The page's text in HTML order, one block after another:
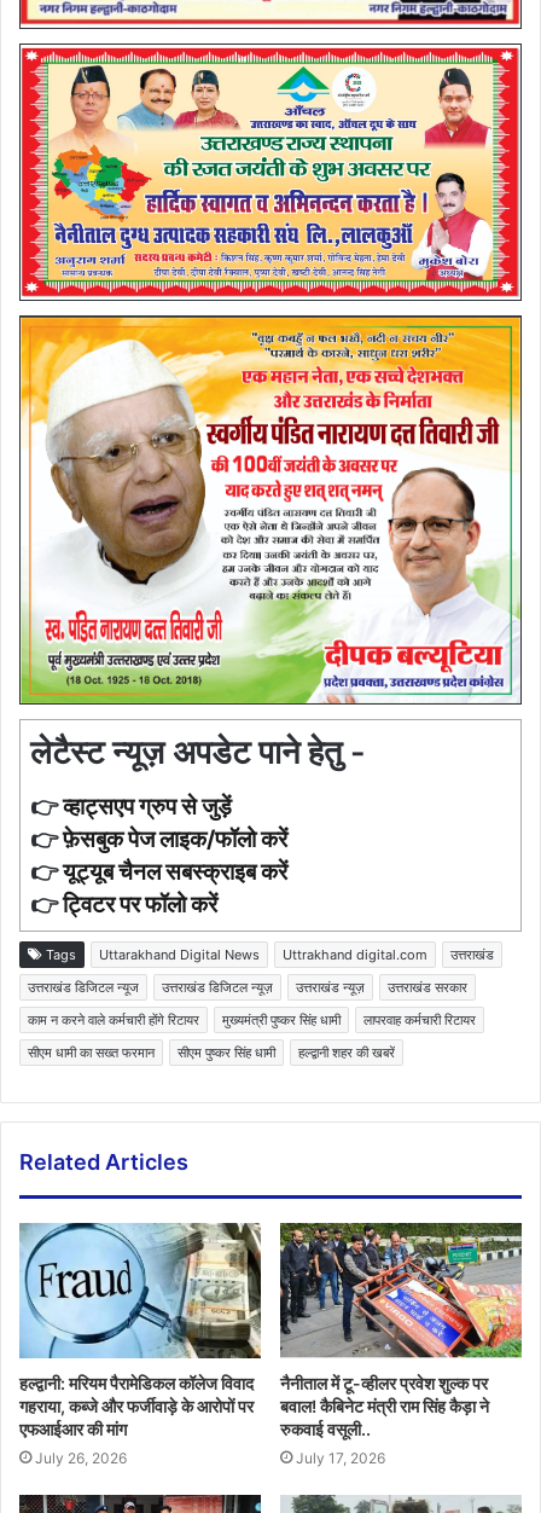
लेटैस्ट न्यूज़ अपडेट पाने हेतु -
👉व्हाट्सएप ग्रुप से जुड़ें
👉फ़ेसबुक पेज लाइक/फॉलो करें
👉यूट्यूब चैनल सबस्क्राइब करें
👉ट्विटर पर फॉलो करें
Tags Uttarakhand Digital News Uttrakhand digital.com
उत्तराखंड
उत्तराखंड डिजिटल न्यूज
उत्तराखंड डिजिटल न्यूज़ उत्तराखंड न्यूज़
उत्तराखंड सरकार
काम न करने वाले कर्मचारी होंगे रिटायर
मुख्यमंत्री पुष्कर सिंह धामी
लापरवाह कर्मचारी रिटायर
सीएम धामी का सख्त फरमान
सीएम पुष्कर सिंह धामी हल्द्वानी शहर की खबरें
Related Articles
हल्द्वानी: मरियम पैरामेडिकल कॉलेज विवाद
गहराया, कब्जे और फर्जीवाड़े के आरोपों पर
एफआईआर की मांग
July 26, 2026
नैनीताल में टू-व्हीलर प्रवेश शुल्क पर
बवाल! कैबिनेट मंत्री राम सिंह कैड़ा ने
रुकवाई वसूली..
July 17, 2026